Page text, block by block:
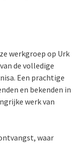
werkgroep op Urk
de volledige
Een prachtige
en bekenden in
werk van
waar